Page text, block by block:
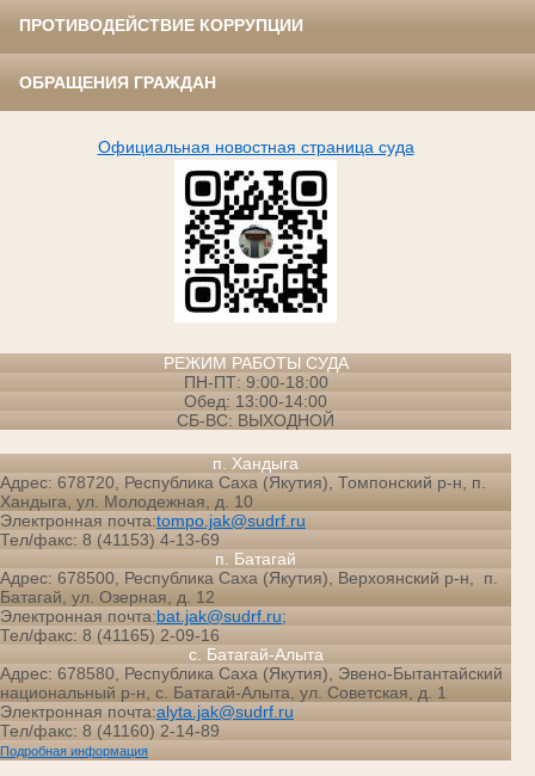
ПРОТИВОДЕЙСТВИЕ КОРРУПЦИИ
ОБРАЩЕНИЯ ГРАЖДАН
Официальная новостная страница суда
РЕЖИМ РАБОТЫ СУДА
ПН-ПТ: 9:00-18:00
Обед: 13:00-14:00
СБ-ВС: ВЫХОДНОЙ
п. Хандыга
Адрес: 678720, Республика Саха (Якутия), Томпонский р-н, п.
Хандыга, ул. Молодежная, д. 10
Электронная почта:tompo.jak@sudrf.ru
Тел/факс: 8 (41153) 4-13-69
п. Батагай
Адрес: 678500, Республика Саха (Якутия), Верхоянский р-н, п.
Батагай, ул. Озерная, д. 12
Электронная почта:bat.jak@sudrf.ru;
Тел/факс: 8 (41165) 2-09-16
с. Батагай-Алыта
Адрес: 678580, Республика Саха (Якутия), Эвено-Бытантайский
национальный р-н, с. Батагай-Алыта, ул. Советская, д. 1
Электронная почта:alyta.jak@sudrf.ru
Тел/факс: 8 (41160) 2-14-89
Подробная информация